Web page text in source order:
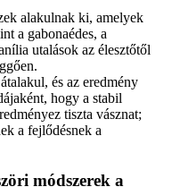
alakulnak ki, amelyek
a gabonaédes, a
utalások az élesztőtől
és az eredmény
hogy a stabil
tiszta vásznat;
a fejlődésnek a
módszerek a